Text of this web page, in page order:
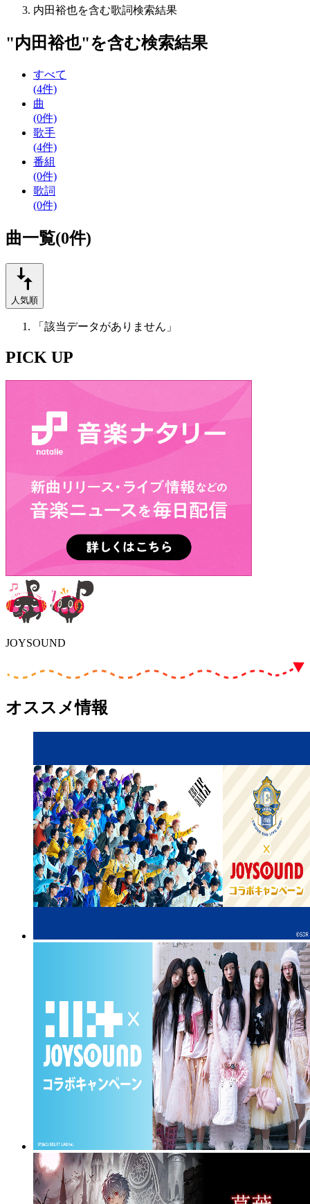
内田裕也を含む歌詞検索結果
"内田裕也"を含む検索結果
すべて
(4件)
曲
(0件)
歌手
(4件)
番組
(0件)
歌詞
(0件)
曲一覧(0件)
人気順
「該当データがありません」
PICK UP
JOYSOUND
オススメ情報